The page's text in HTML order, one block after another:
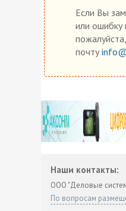
Если Вы
или ошибку
почту
Наши контакты:
ООО "Деловые
По вопросам